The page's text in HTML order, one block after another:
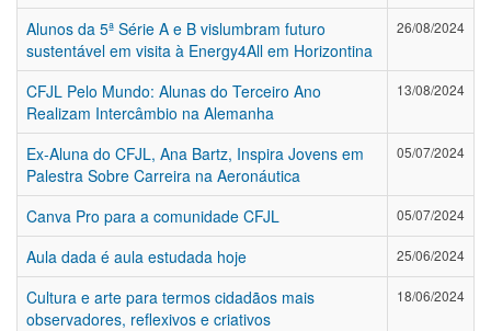
Alunos da 5ª Série A e B vislumbram futuro
sustentável em visita à Energy4All em Horizontina
26/08/2024
CFJL Pelo Mundo: Alunas do Terceiro Ano
Realizam Intercâmbio na Alemanha
13/08/2024
Ex-Aluna do CFJL, Ana Bartz, Inspira Jovens em
Palestra Sobre Carreira na Aeronáutica
05/07/2024
Canva Pro para a comunidade CFJL 05/07/2024
Aula dada é aula estudada hoje 25/06/2024
Cultura e arte para termos cidadãos mais
observadores, reflexivos e criativos
18/06/2024